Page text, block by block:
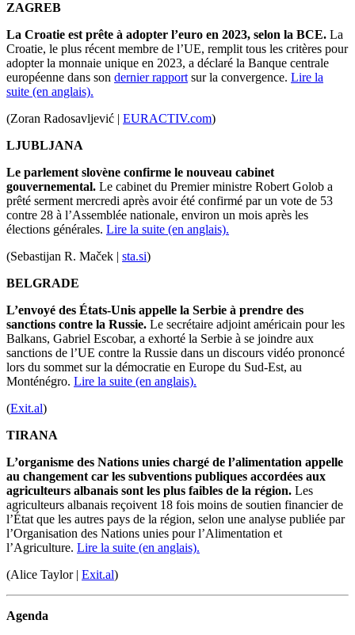
ZAGREB
La Croatie est prête à adopter l’euro en 2023, selon la BCE. La
Croatie, le plus récent membre de l’UE, remplit tous les critères pour
adopter la monnaie unique en 2023, a déclaré la Banque centrale
européenne dans son dernier rapport sur la convergence. Lire la
suite (en anglais).
(Zoran Radosavljević | EURACTIV.com)
LJUBLJANA
Le parlement slovène confirme le nouveau cabinet
gouvernemental. Le cabinet du Premier ministre Robert Golob a
prêté serment mercredi après avoir été confirmé par un vote de 53
contre 28 à l’Assemblée nationale, environ un mois après les
élections générales. Lire la suite (en anglais).
(Sebastijan R. Maček | sta.si)
BELGRADE
L’envoyé des États-Unis appelle la Serbie à prendre des
sanctions contre la Russie. Le secrétaire adjoint américain pour les
Balkans, Gabriel Escobar, a exhorté la Serbie à se joindre aux
sanctions de l’UE contre la Russie dans un discours vidéo prononcé
lors du sommet sur la démocratie en Europe du Sud-Est, au
Monténégro. Lire la suite (en anglais).
(Exit.al)
TIRANA
L’organisme des Nations unies chargé de l’alimentation appelle
au changement car les subventions publiques accordées aux
agriculteurs albanais sont les plus faibles de la région. Les
agriculteurs albanais reçoivent 18 fois moins de soutien financier de
l’État que les autres pays de la région, selon une analyse publiée par
l’Organisation des Nations unies pour l’Alimentation et
l’Agriculture. Lire la suite (en anglais).
(Alice Taylor | Exit.al)
Agenda